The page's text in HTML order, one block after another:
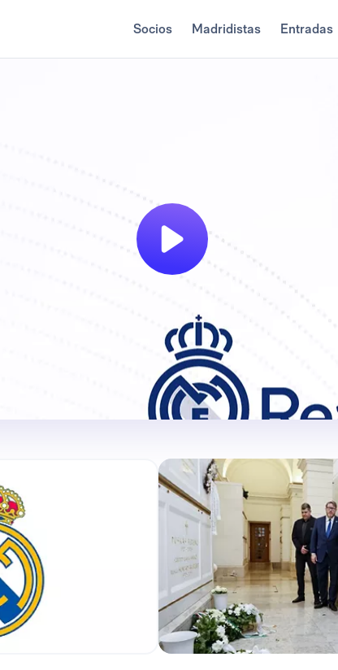
Socios Madridistas Entradas